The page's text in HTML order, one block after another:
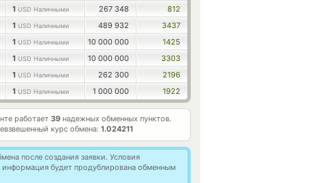
1 USD Наличными 267 348
812
1 USD Наличными 489 932
3437
1 USD Наличными 10 000 000
1425
1 USD Наличными 10 000 000
3303
1 USD Наличными 262 300
2196
1 USD Наличными 1 000 000 1922
работает 39 надежных обменных пунктов.
курс обмена: 1.024211
после создания заявки. Условия
информация будет продублирована обменным